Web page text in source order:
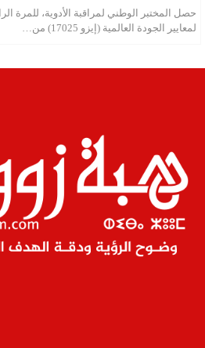
حصل المختبر الوطني لمراقبة الأدوية، للمرة
لمعايير الجودة العالمية (إيزو 17025) من…